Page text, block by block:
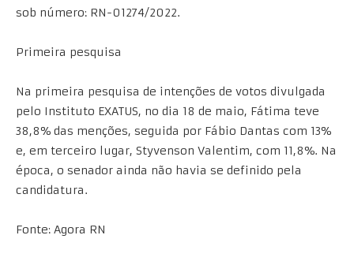
sob número: RN-01274/2022.
Primeira pesquisa
Na primeira pesquisa de intenções de votos divulgada
pelo Instituto EXATUS, no dia 18 de maio, Fátima teve
38,8% das menções, seguida por Fábio Dantas com 13%
e, em terceiro lugar, Styvenson Valentim, com 11,8%. Na
época, o senador ainda não havia se definido pela
candidatura.
Fonte: Agora RN